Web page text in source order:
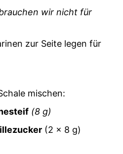
wir nicht für
zur Seite legen für
mischen:
(8 g)
(2 x 8 g)